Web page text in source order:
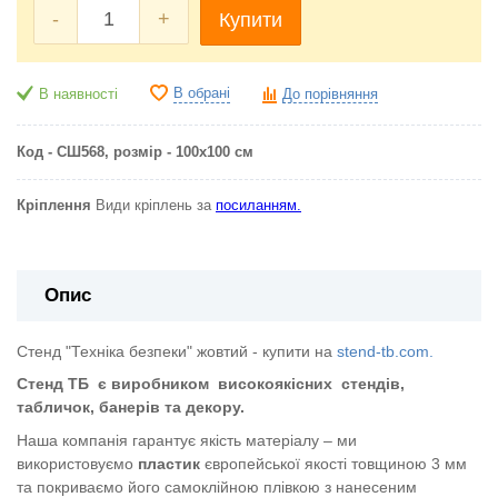
- + Купити
В наявності В обрані До порівняння
Код - СШ568, розмір - 100х100 см
Кріплення Види кріплень за посиланням.
Опис
Стенд "Техніка безпеки" жовтий - купити на stend-tb.com.
Стенд ТБ є виробником високоякісних стендів,
табличок, банерів та декору.
Наша компанія гарантує якість матеріалу – ми
використовуємо пластик європейської якості товщиною 3 мм
та покриваємо його самоклійною плівкою з нанесеним